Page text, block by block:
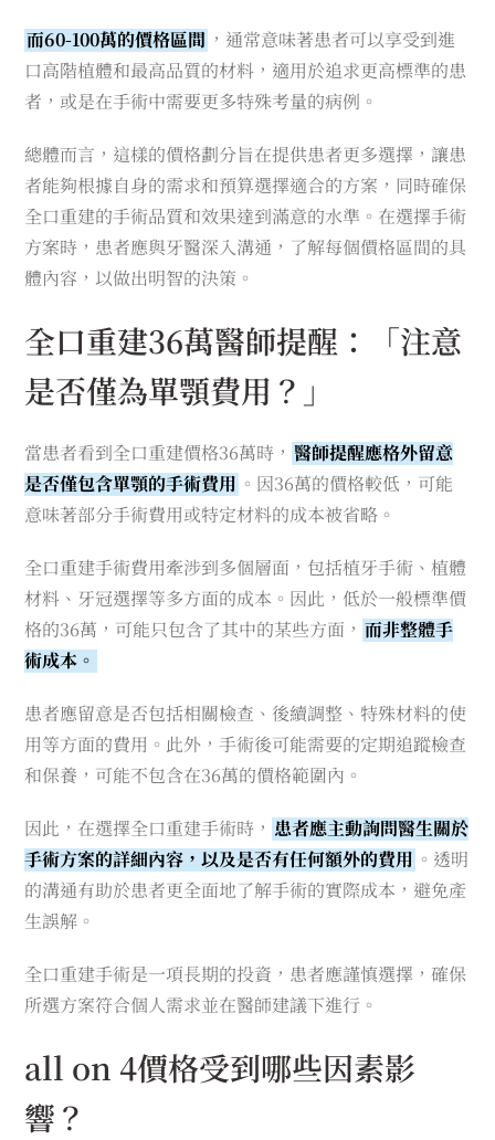
而60-100萬的價格區間 ，通常意味著患者可以享受到進
口高階植體和最高品質的材料，適用於追求更高標準的患
者，或是在手術中需要更多特殊考量的病例。
總體而言，這樣的價格劃分旨在提供患者更多選擇，讓患
者能夠根據自身的需求和預算選擇適合的方案，同時確保
全口重建的手術品質和效果達到滿意的水準。在選擇手術
方案時，患者應與牙醫深入溝通，了解每個價格區間的具
體內容，以做出明智的決策。
全口重建36萬醫師提醒：「注意
是否僅為單顎費用？」
當患者看到全口重建價格36萬時， 醫師提醒應格外留意
是否僅包含單顎的手術費用 。因36萬的價格較低，可能
意味著部分手術費用或特定材料的成本被省略。
全口重建手術費用牽涉到多個層面，包括植牙手術、植體
材料、牙冠選擇等多方面的成本。因此，低於一般標準價
格的36萬，可能只包含了其中的某些方面， 而非整體手
術成本。
患者應留意是否包括相關檢查、後續調整、特殊材料的使
用等方面的費用。此外，手術後可能需要的定期追蹤檢查
和保養，可能不包含在36萬的價格範圍內。
因此，在選擇全口重建手術時， 患者應主動詢問醫生關於
手術方案的詳細內容，以及是否有任何額外的費用 。透明
的溝通有助於患者更全面地了解手術的實際成本，避免產
生誤解。
全口重建手術是一項長期的投資，患者應謹慎選擇，確保
所選方案符合個人需求並在醫師建議下進行。
all on 4價格受到哪些因素影
響？